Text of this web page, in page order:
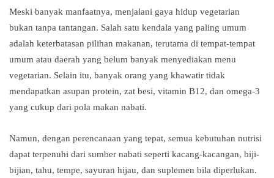
Meski banyak manfaatnya, menjalani gaya hidup vegetarian
bukan tanpa tantangan. Salah satu kendala yang paling umum
adalah keterbatasan pilihan makanan, terutama di tempat-tempat
umum atau daerah yang belum banyak menyediakan menu
vegetarian. Selain itu, banyak orang yang khawatir tidak
mendapatkan asupan protein, zat besi, vitamin B12, dan omega-3
yang cukup dari pola makan nabati.
Namun, dengan perencanaan yang tepat, semua kebutuhan nutrisi
dapat terpenuhi dari sumber nabati seperti kacang-kacangan, biji-
bijian, tahu, tempe, sayuran hijau, dan suplemen bila diperlukan.